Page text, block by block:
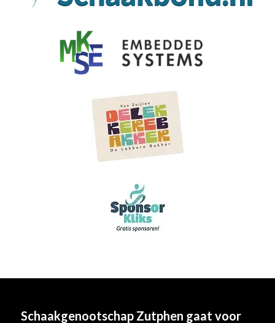
Schaakgenootschap Zutphen gaat voor